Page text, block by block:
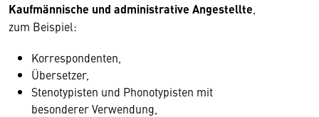
Kaufmännische und administrative Angestellte
zum Beispiel:
Korrespondenten,
Übersetzer,
Stenotypisten und Phonotypisten mit
besonderer Verwendung,